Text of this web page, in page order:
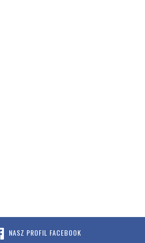
NASZ PROFIL FACEBOOK